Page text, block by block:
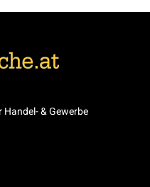
& Gewerbe